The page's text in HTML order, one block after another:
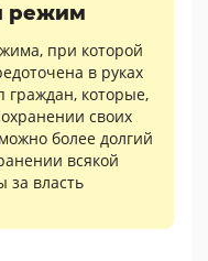
режим
при которой
в руках
граждан, которые,
своих
более долгий
всякой
за власть